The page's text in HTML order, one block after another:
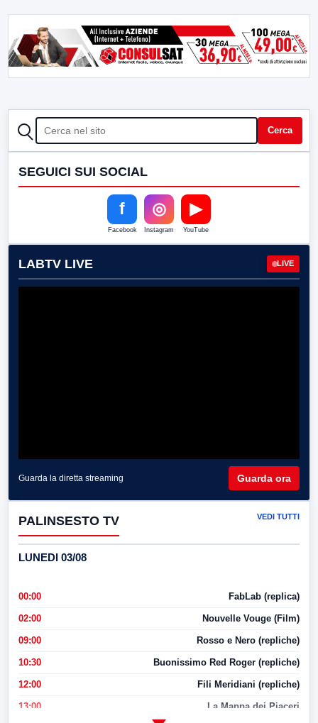
CERCA Cerca
SEGUICI SUI SOCIAL
f
Facebook
◎
Instagram
▶
YouTube
LABTV LIVE LIVE
Guarda la diretta streaming Guarda ora
PALINSESTO TV VEDI TUTTI
LUNEDI 03/08
00:00 FabLab (replica)
02:00 Nouvelle Vouge (Film)
09:00 Rosso e Nero (repliche)
10:30 Buonissimo Red Roger (repliche)
12:00 Fili Meridiani (repliche)
13:00 La Mappa dei Piaceri